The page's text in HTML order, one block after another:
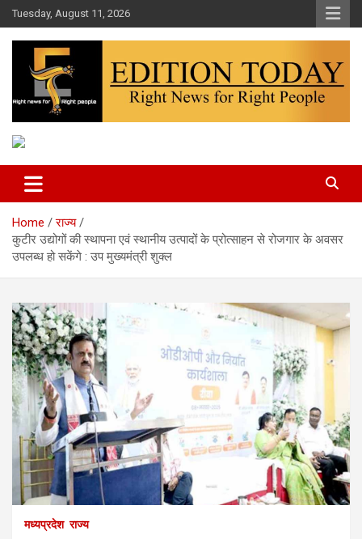
Skip
to
content
Tuesday, August 11, 2026
Edition Today
Home
राज्य
कुटीर उद्योगों की स्थापना एवं स्थानीय उत्पादों के प्रोत्साहन से रोजगार के अवसर
उपलब्ध हो सकेंगे : उप मुख्यमंत्री शुक्ल
मध्यप्रदेश राज्य